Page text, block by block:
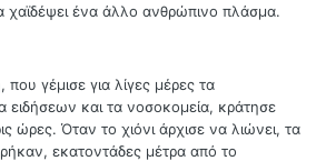
χαϊδέψει ένα άλλο ανθρώπινο πλάσμα.
γέμισε για λίγες μέρες τα
ειδήσεων και τα νοσοκομεία, κράτησε
ώρες. Όταν το χιόνι άρχισε να λιώνει, τα
εκατοντάδες μέτρα από το